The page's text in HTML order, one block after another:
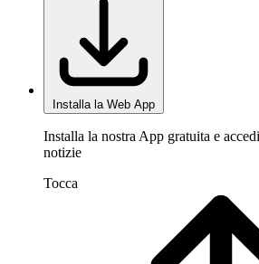
Installa la Web App
Installa la nostra App gratuita e
notizie
Tocca